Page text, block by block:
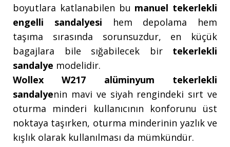
boyutlara katlanabilen bu manuel tekerlekli
engelli sandalyesi hem depolama hem
taşıma sırasında sorunsuzdur, en küçük
bagajlara bile sığabilecek bir tekerlekli
sandalye modelidir.
Wollex W217 alüminyum tekerlekli
sandalyenin mavi ve siyah rengindeki sırt ve
oturma minderi kullanıcının konforunu üst
noktaya taşırken, oturma minderinin yazlık ve
kışlık olarak kullanılması da mümkündür.